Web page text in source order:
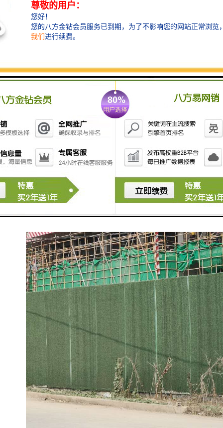
工程围挡为在围挡安装的时候应当做好安装的前期工
作，比如需要将一些绿化的树木移栽到其他地方，以至
通行的前提下进行。当施工围挡安装完毕后需要将施工
工地和外界彻底隔离，以至于不被不相干人等进入施工
地域，以免进入施工地区发生危险。安装好施工围挡后
请安排专人在安装水工围挡的外部进行巡逻维持因安装
围挡引起道路不便的次序。强调一点在市政施工围挡附
近禁止摆放杂物，泥土等不想关的东西，保持市政施工
围挡的整洁美观，而不影响市容市貌。